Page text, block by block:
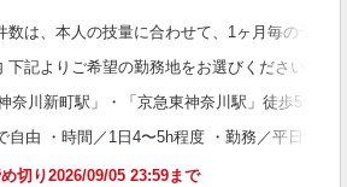
は、本人の技量に合わせて、1ヶ月毎の予定
下記よりご希望の勤務地をお選びください。
奈川新町駅」・「京急東神奈川駅」徒歩5分
自由 ・時間／1日4〜5h程度 ・勤務／平日（
切り2026/09/05 23:59まで